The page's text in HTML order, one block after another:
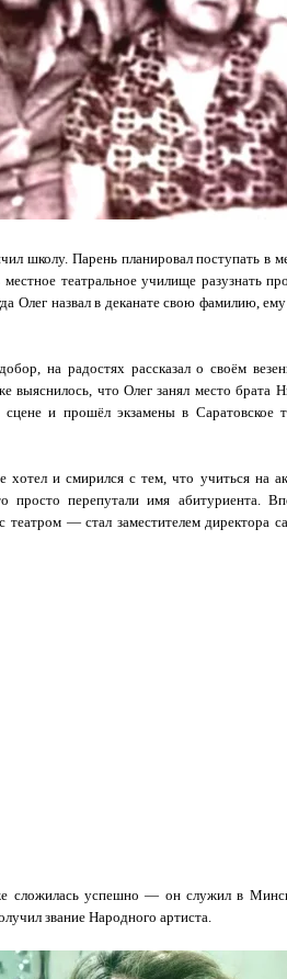
школу. Парень планировал поступать в
театральное училище разузнать
Олег назвал в деканате свою фамилию,
на радостях рассказал о своём
выяснилось, что Олег занял место брата
и прошёл экзамены в Саратовское
хотел и смирился с тем, что учиться на
перепутали имя абитуриента.
— стал заместителем директора
сложилась успешно — он служил в
звание Народного артиста.